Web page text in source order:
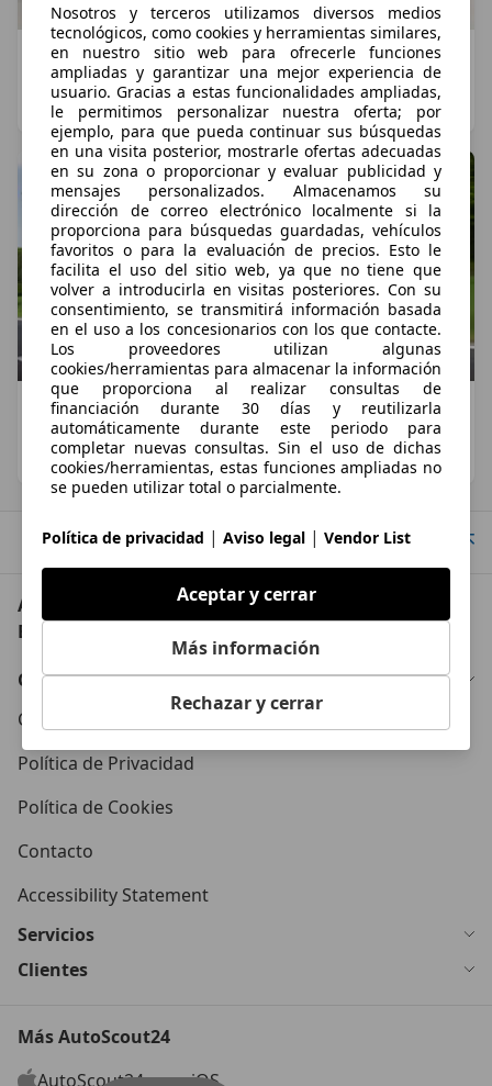
Nosotros y terceros utilizamos diversos medios
tecnológicos, como cookies y herramientas similares,
en nuestro sitio web para ofrecerle funciones
ampliadas y garantizar una mejor experiencia de
usuario. Gracias a estas funcionalidades ampliadas,
le permitimos personalizar nuestra oferta; por
ejemplo, para que pueda continuar sus búsquedas
en una visita posterior, mostrarle ofertas adecuadas
en su zona o proporcionar y evaluar publicidad y
mensajes personalizados. Almacenamos su
dirección de correo electrónico localmente si la
proporciona para búsquedas guardadas, vehículos
favoritos o para la evaluación de precios. Esto le
facilita el uso del sitio web, ya que no tiene que
volver a introducirla en visitas posteriores. Con su
consentimiento, se transmitirá información basada
en el uso a los concesionarios con los que contacte.
Los proveedores utilizan algunas
cookies/herramientas para almacenar la información
que proporciona al realizar consultas de
financiación durante 30 días y reutilizarla
automáticamente durante este periodo para
completar nuevas consultas. Sin el uso de dichas
cookies/herramientas, estas funciones ampliadas no
se pueden utilizar total o parcialmente.
Política de privacidad | Aviso legal | Vendor List
Aceptar y cerrar
Más información
Rechazar y cerrar
Dacia Bigster 2024: relación calidad-precio en
versión SUV
Ignacio Crocicchia · 14/11/2024 · 4 minutos de lectura
Primera prueba del Dacia Spring Extreme:
evolución natural
Karam el Shenawy 30/05/2023 · 7 minutos de lectura
Ir arriba
AutoScout24: el mayor mercado de automoción de
Europa
Conócenos
Condiciones Generales
Política de Privacidad
Política de Cookies
Contacto
Accessibility Statement
Servicios
Clientes
Más AutoScout24
AutoScout24 para iOS